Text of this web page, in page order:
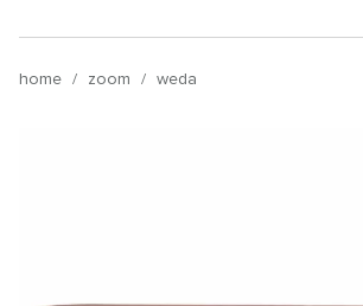
home / zoom / weda